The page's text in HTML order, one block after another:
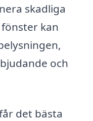
skadliga
kan
och
det bästa